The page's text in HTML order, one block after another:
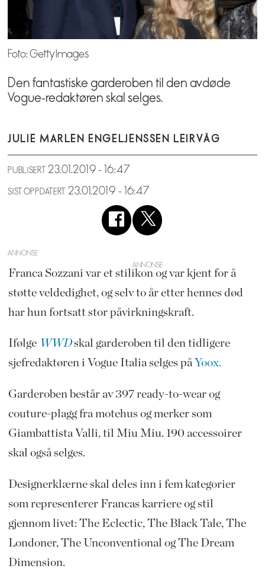
Foto: Getty Images
Den fantastiske garderoben til den avdøde
Vogue-redaktøren skal selges.
JULIE MARLEN ENGELJENSSEN LEIRVÅG
PUBLISERT 23.01.2019 - 16:47
SIST OPPDATERT 23.01.2019 - 16:47
ANNONSE
Franca Sozzani var et stilikon og var kjent for å
støtte veldedighet, og selv to år etter hennes død
har hun fortsatt stor påvirkningskraft.
Ifølge WWDskal garderoben til den tidligere
sjefredaktøren i Vogue Italia selges på Yoox.
Garderoben består av 397 ready-to-wear og
couture-plagg fra motehus og merker som
Giambattista Valli, til Miu Miu. 190 accessoirer
skal også selges.
Designerklærne skal deles inn i fem kategorier
som representerer Francas karriere og stil
gjennom livet: The Eclectic, The Black Tale, The
Londoner, The Unconventional og The Dream
Dimension.